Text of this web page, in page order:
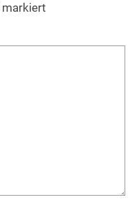
markiert